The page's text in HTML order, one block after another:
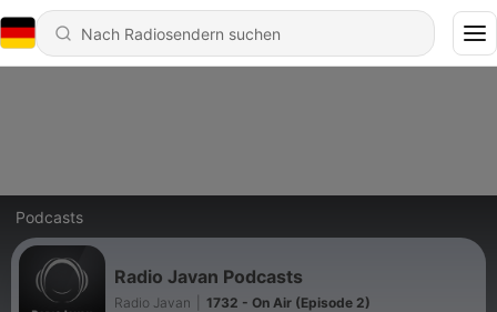
Podcasts
Radio Javan Podcasts
Radio Javan 1732 - On Air (Episode 2)